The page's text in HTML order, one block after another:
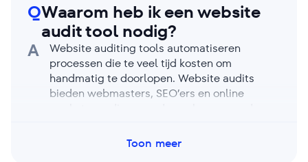
QWaarom heb ik een website
audit tool nodig?
A
Website auditing tools automatiseren
processen die te veel tijd kosten om
handmatig te doorlopen. Website audits
bieden webmasters, SEO’ers en online
en prestaties. Auditrapporten identificeren
Toon meer